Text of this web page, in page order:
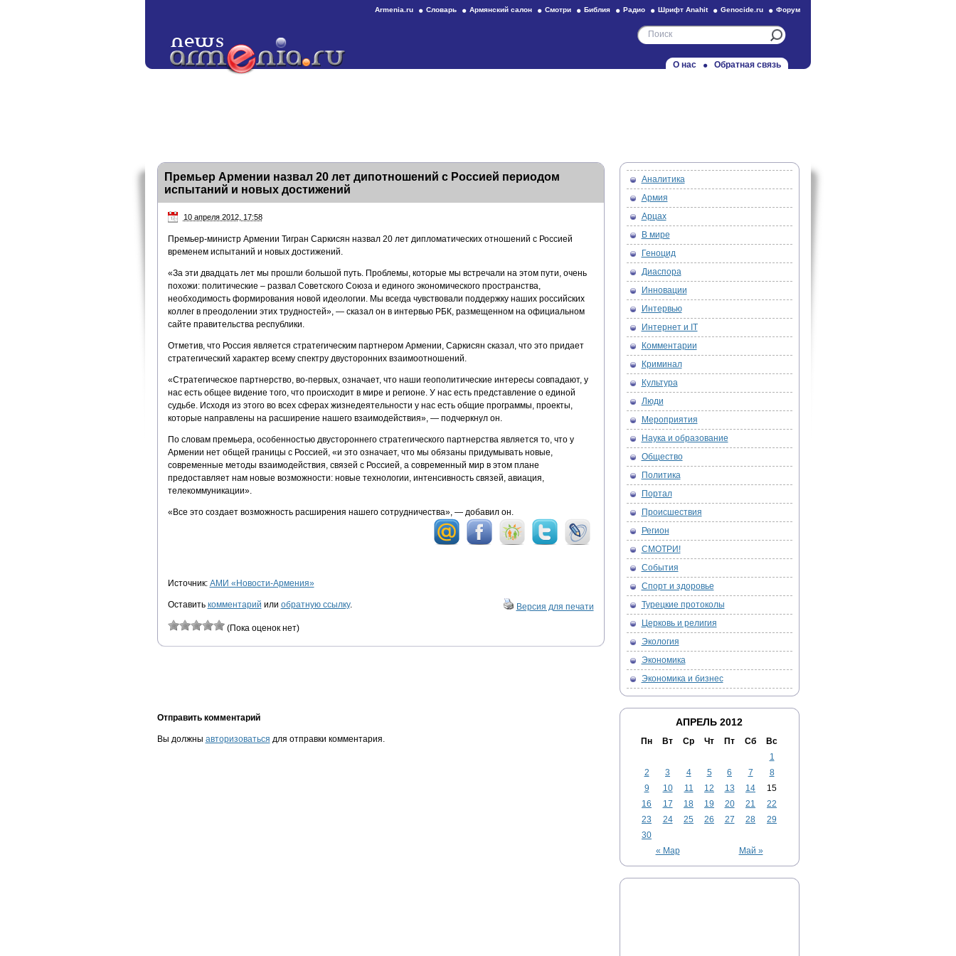
Armenia.ru Словарь Армянский салон Смотри Библия Радио Шрифт Anahit Genocide.ru Форум
О нас Обратная связь
Премьер Армении назвал 20 лет дипотношений с Россией периодом
испытаний и новых достижений
10 апреля 2012, 17:58
Премьер-министр Армении Тигран Саркисян назвал 20 лет дипломатических отношений с Россией
временем испытаний и новых достижений.
«За эти двадцать лет мы прошли большой путь. Проблемы, которые мы встречали на этом пути, очень
похожи: политические – развал Советского Союза и единого экономического пространства,
необходимость формирования новой идеологии. Мы всегда чувствовали поддержку наших российских
коллег в преодолении этих трудностей», — сказал он в интервью РБК, размещенном на официальном
сайте правительства республики.
Отметив, что Россия является стратегическим партнером Армении, Саркисян сказал, что это придает
стратегический характер всему спектру двусторонних взаимоотношений.
«Стратегическое партнерство, во-первых, означает, что наши геополитические интересы совпадают, у
нас есть общее видение того, что происходит в мире и регионе. У нас есть представление о единой
судьбе. Исходя из этого во всех сферах жизнедеятельности у нас есть общие программы, проекты,
которые направлены на расширение нашего взаимодействия», — подчеркнул он.
По словам премьера, особенностью двустороннего стратегического партнерства является то, что у
Армении нет общей границы с Россией, «и это означает, что мы обязаны придумывать новые,
современные методы взаимодействия, связей с Россией, а современный мир в этом плане
предоставляет нам новые возможности: новые технологии, интенсивность связей, авиация,
телекоммуникации».
«Все это создает возможность расширения нашего сотрудничества», — добавил он.
Источник: АМИ «Новости-Армения»
Оставить комментарий или обратную ссылку. Версия для печати
(Пока оценок нет)
Отправить комментарий
Вы должны авторизоваться для отправки комментария.
Аналитика
Армия
Арцах
В мире
Геноцид
Диаспора
Инновации
Интервью
Интернет и IT
Комментарии
Криминал
Культура
Люди
Мероприятия
Наука и образование
Общество
Политика
Портал
Происшествия
Регион
СМОТРИ!
События
Спорт и здоровье
Турецкие протоколы
Церковь и религия
Экология
Экономика
Экономика и бизнес
АПРЕЛЬ 2012
Пн Вт Ср Чт Пт Сб Вс
« Мар Май »
1
2
3 4 5 6 7
8
9
10 11 12 13 14
15
16
17 18 19 20 21
22
23
24 25 26 27 28
29
30